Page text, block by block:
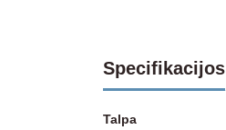
Specifikacijos
Talpa